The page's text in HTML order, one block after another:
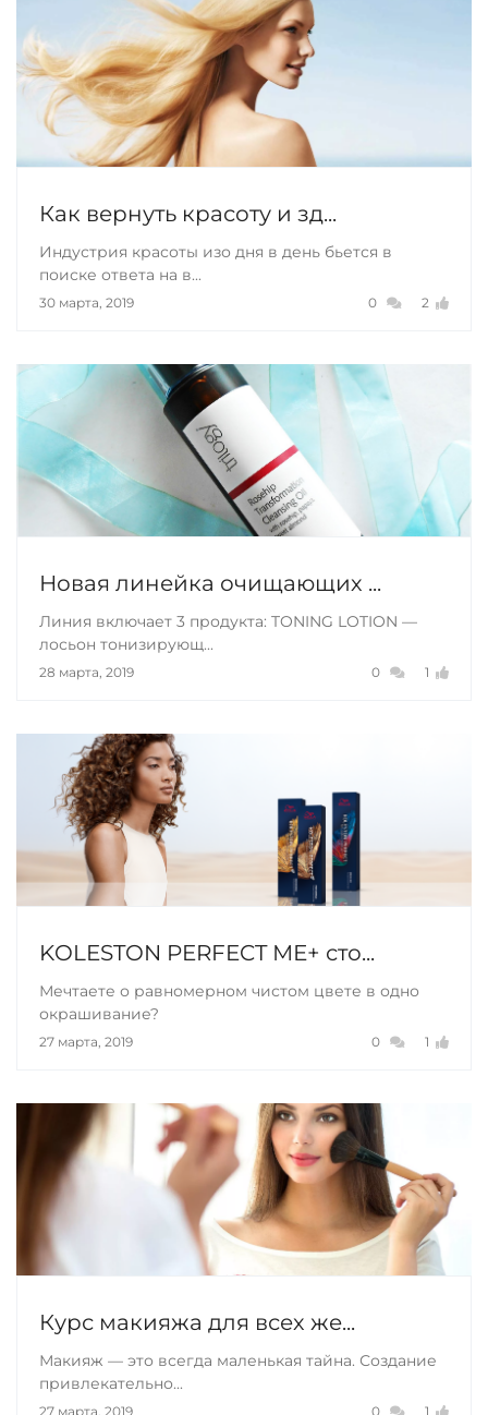
Как вернуть красоту и зд...
Индустрия красоты изо дня в день бьется в
поиске ответа на в...
30 марта, 2019 0 2
Новая линейка очищающих ...
Линия включает 3 продукта: TONING LOTION —
лосьон тонизирующ...
28 марта, 2019 0 1
KOLESTON PERFECT МЕ+ сто...
Мечтаете о равномерном чистом цвете в одно
окрашивание?
27 марта, 2019 0 1
Курс макияжа для всех же...
Макияж — это всегда маленькая тайна. Создание
привлекательно...
27 марта, 2019 0 1